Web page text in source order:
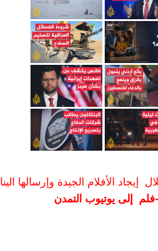
الأفلام الجيدة وإرسالها الينا
فلم إلى يوتيوب التمدن